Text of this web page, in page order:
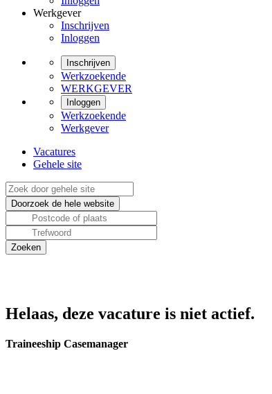
Werkgever
Inschrijven
Inloggen
Inschrijven
Werkzoekende
WERKGEVER
Inloggen
Werkzoekende
Werkgever
Vacatures
Gehele site
Helaas, deze vacature is niet actief.
Traineeship Casemanager